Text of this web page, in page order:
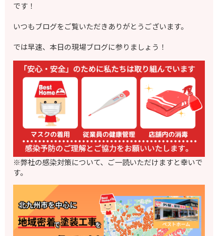
です！
いつもブログをご覧いただきありがとうございます。
では早速、本日の現場ブログに参りましょう！
※弊社の感染対策について、ご一読いただけますと幸いで
す。